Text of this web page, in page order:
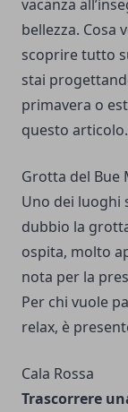
vacanza
bellezza. Cosa
scopriretutto
stai
primavera o
questo articolo.
Grotta del Bue
Uno dei luoghi
dubbio la
ospita, molto
nota per la
Per chi vuole
relax, è
Cala Rossa
Trascorrere